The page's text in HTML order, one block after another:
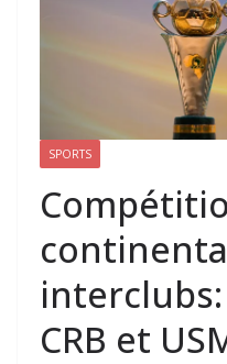
SPORTS
interclubs:
CRB et